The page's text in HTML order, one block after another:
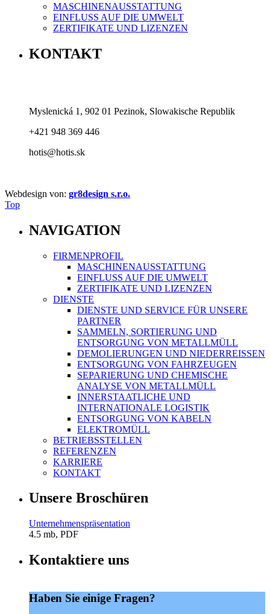
MASCHINENAUSSTATTUNG
EINFLUSS AUF DIE UMWELT
ZERTIFIKATE UND LIZENZEN
KONTAKT
Myslenická 1, 902 01 Pezinok, Slowakische Republik
+421 948 369 446
hotis@hotis.sk
Webdesign von: gr8design s.r.o.
Top
NAVIGATION
FIRMENPROFIL
MASCHINENAUSSTATTUNG
EINFLUSS AUF DIE UMWELT
ZERTIFIKATE UND LIZENZEN
DIENSTE
DIENSTE UND SERVICE FÜR UNSERE
PARTNER
SAMMELN, SORTIERUNG UND
ENTSORGUNG VON METALLMÜLL
DEMOLIERUNGEN UND NIEDERREISSEN
ENTSORGUNG VON FAHRZEUGEN
SEPARIERUNG UND CHEMISCHE
ANALYSE VON METALLMÜLL
INNERSTAATLICHE UND
INTERNATIONALE LOGISTIK
ENTSORGUNG VON KABELN
ELEKTROMÜLL
BETRIEBSSTELLEN
REFERENZEN
KARRIERE
KONTAKT
Unsere Broschüren
Unternehmenspräsentation
4.5 mb, PDF
Kontaktiere uns
Haben Sie einige Fragen?